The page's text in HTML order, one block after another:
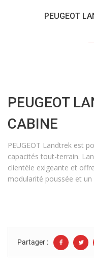
PEUGEOT
PEUGEOT
CABINE
PEUGEOT Landtrek est
capacités tout-terrain.
clientèle exigeante et
modularité poussée et un
Partager :